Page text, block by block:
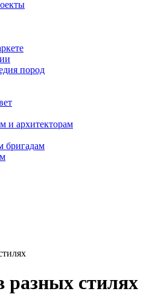
пород
и архитекторам
бригадам
разных стилях